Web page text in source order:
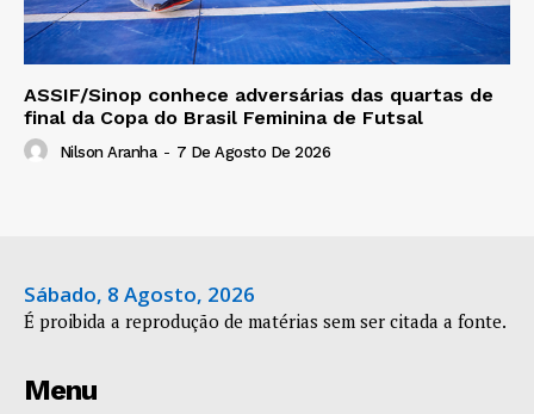
ASSIF/Sinop conhece adversárias das quartas de
final da Copa do Brasil Feminina de Futsal
Nilson Aranha - 7 De Agosto De 2026
Sábado, 8 Agosto, 2026
É proibida a reprodução de matérias sem ser citada a fonte.
Menu